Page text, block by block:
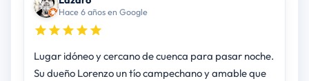
Hace 6 años en Google
Lugar idóneo y cercano de cuenca para pasar noche.
Su dueño Lorenzo un tío campechano y amable que